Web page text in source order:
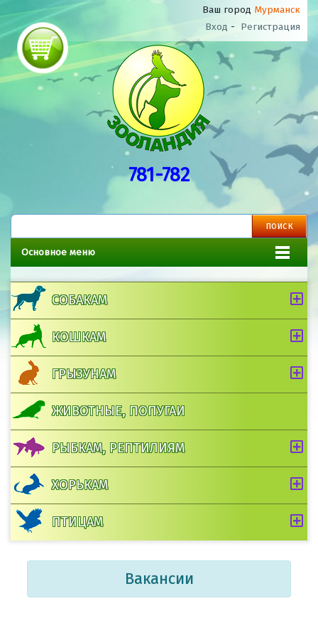
Ваш город Мурманск
Вход - Регистрация
781-782
Основное меню
СОБАКАМ
КОШКАМ
ГРЫЗУНАМ
ЖИВОТНЫЕ, ПОПУГАИ
РЫБКАМ, РЕПТИЛИЯМ
ХОРЬКАМ
ПТИЦАМ
Вакансии